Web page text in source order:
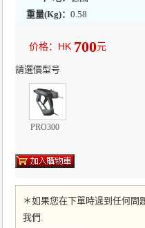
重量(Kg)： 0.58
价格：HK 700元
請選價型号
PRO300
＊如果您在下單時遈到任何問
我們.